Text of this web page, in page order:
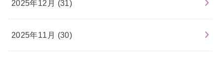
2025年12月 (31)
2025年11月 (30)